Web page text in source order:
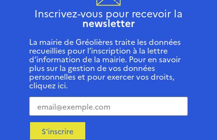
Inscrivez-vous pour recevoir la
newsletter
La mairie de Gréolières traite les données
recueillies pour l’inscription à la lettre
d’information de la mairie. Pour en savoir
plus sur la gestion de vos données
personnelles et pour exercer vos droits,
cliquez ici.
S'inscrire